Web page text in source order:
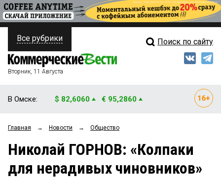
ПОЛИТИКА
ФИНАНСЫ
ОБЩЕСТВО
ЗАКОН
НОВОСТИ КОМПАНИЙ
Свежий выпуск
Рейтинги
Блоги
Все рубрики Поиск по сайту
Вторник, 11 Августа
В Омске: $ 82,6060 € 95,2860
Главная → Новости → Общество
Николай ГОРНОВ: «Колпаки
для нерадивых чиновников»